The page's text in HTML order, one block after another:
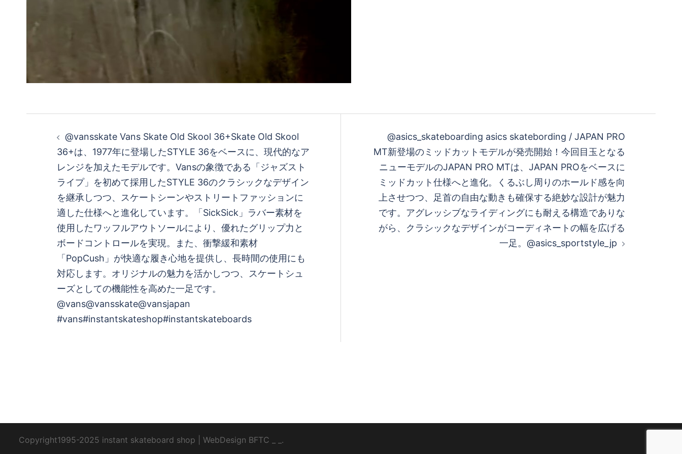
@vansskate Vans Skate Old Skool 36+Skate Old Skool
36+は、1977年に登場したSTYLE 36をベースに、現代的なア
レンジを加えたモデルです。Vansの象徴である「ジャズスト
ライプ」を初めて採用したSTYLE 36のクラシックなデザイン
を継承しつつ、スケートシーンやストリートファッションに
適した仕様へと進化しています。「SickSick」ラバー素材を
使用したワッフルアウトソールにより、優れたグリップ力と
ボードコントロールを実現。また、衝撃緩和素材
「PopCush」が快適な履き心地を提供し、長時間の使用にも
対応します。オリジナルの魅力を活かしつつ、スケートシュ
ーズとしての機能性を高めた一足です。
@vans@vansskate@vansjapan
#vans#instantskateshop#instantskateboards
@asics_skateboarding asics skatebording / JAPAN PRO
MT新登場のミッドカットモデルが発売開始！今回目玉となる
ニューモデルのJAPAN PRO MTは、JAPAN PROをベースに
ミッドカット仕様へと進化。くるぶし周りのホールド感を向
上させつつ、足首の自由な動きも確保する絶妙な設計が魅力
です。アグレッシブなライディングにも耐える構造でありな
がら、クラシックなデザインがコーディネートの幅を広げる
一足。@asics_sportstyle_jp
Copyright1995-2025 instant skateboard shop WebDesign BFTC _ _.